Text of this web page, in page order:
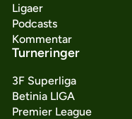
Ligaer
Podcasts
Kommentar
Turneringer
3F Superliga
Betinia LIGA
Premier League